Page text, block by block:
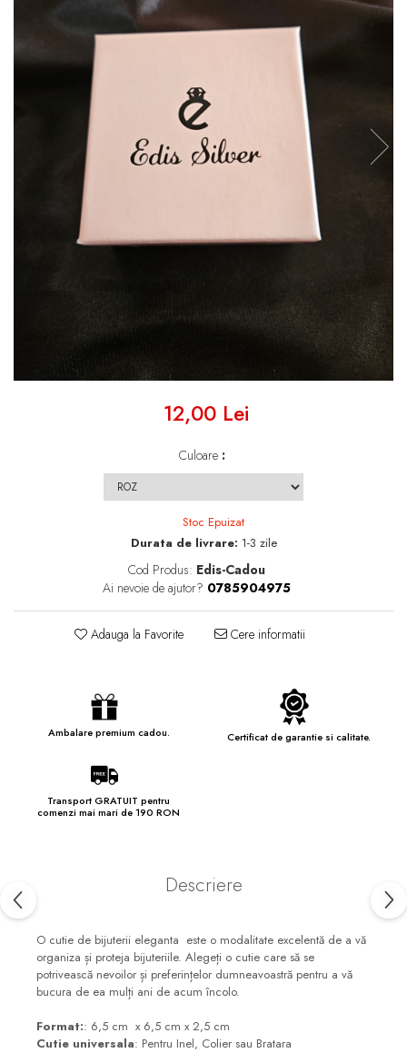
12,00 Lei
Culoare :
Stoc Epuizat
Durata de livrare: 1-3 zile
Cod Produs: Edis-Cadou
Ai nevoie de ajutor? 0785904975
Adauga la Favorite Cere informatii
Ambalare premium cadou. Certificat de garantie si calitate.
Transport GRATUIT pentru
comenzi mai mari de 190 RON
Descriere
O cutie de bijuterii eleganta este o modalitate excelentă de a vă
organiza și proteja bijuteriile. Alegeți o cutie care să se
potrivească nevoilor și preferințelor dumneavoastră pentru a vă
bucura de ea mulți ani de acum încolo.
Format:: 6,5 cm x 6,5 cm x 2,5 cm
Cutie universala: Pentru Inel, Colier sau Bratara